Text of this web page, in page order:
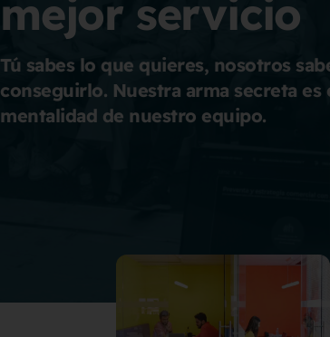
mejor servicio
Tú sabes lo que quieres, nosotros
conseguirlo. Nuestra arma secreta es
mentalidad de nuestro equipo.